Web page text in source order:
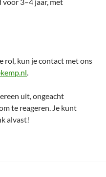
rol, kun je contact met ons
.
uit, ongeacht
te reageren. Je kunt
alvast!